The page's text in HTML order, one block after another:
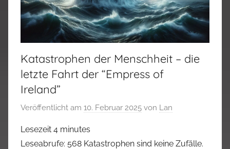
Katastrophen der Menschheit – die
letzte Fahrt der “Empress of
Ireland”
Veröffentlicht am 10. Februar 2025 von Lan
Lesezeit 4 minutes
Leseabrufe: 568 Katastrophen sind keine Zufälle.